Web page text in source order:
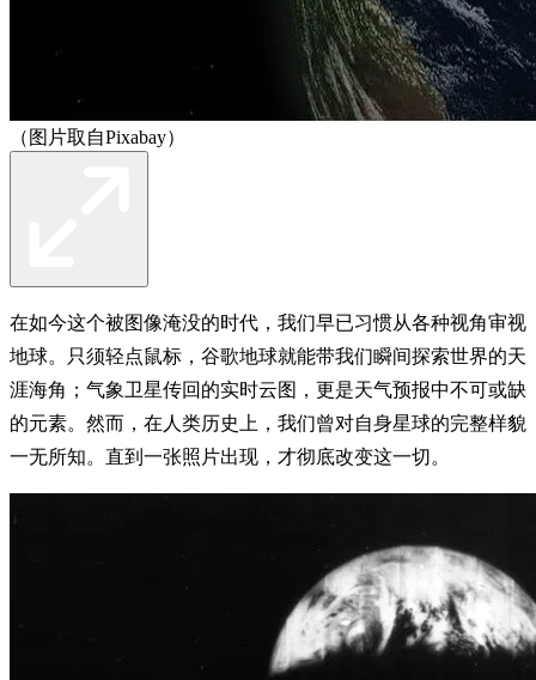
（图片取自Pixabay）
在如今这个被图像淹没的时代，我们早已习惯从各种视角审视
地球。只须轻点鼠标，谷歌地球就能带我们瞬间探索世界的天
涯海角；气象卫星传回的实时云图，更是天气预报中不可或缺
的元素。然而，在人类历史上，我们曾对自身星球的完整样貌
一无所知。直到一张照片出现，才彻底改变这一切。